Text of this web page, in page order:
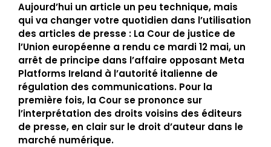
Aujourd’hui un article un peu technique, mais
qui va changer votre quotidien dans l’utilisation
des articles de presse : La Cour de justice de
l’Union européenne a rendu ce mardi 12 mai, un
arrêt de principe dans l’affaire opposant Meta
Platforms Ireland à l’autorité italienne de
régulation des communications. Pour la
première fois, la Cour se prononce sur
l’interprétation des droits voisins des éditeurs
de presse, en clair sur le droit d’auteur dans le
marché numérique.